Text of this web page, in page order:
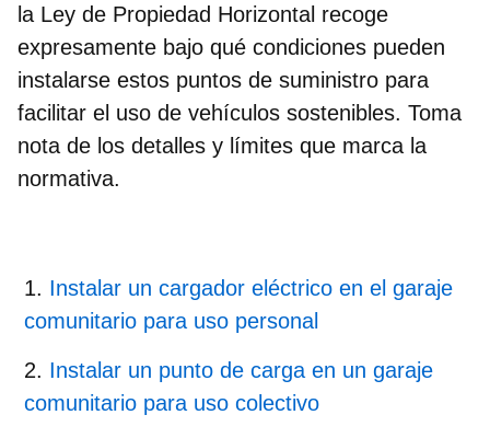
la Ley de Propiedad Horizontal recoge
expresamente bajo qué condiciones pueden
instalarse estos puntos de suministro para
facilitar el uso de vehículos sostenibles. Toma
nota de los detalles y límites que marca la
normativa.
Instalar un cargador eléctrico en el garaje
comunitario para uso personal
Instalar un punto de carga en un garaje
comunitario para uso colectivo